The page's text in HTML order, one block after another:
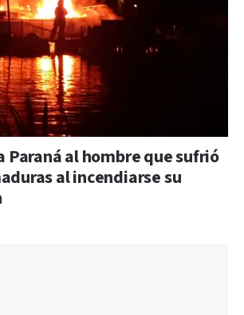
Paraná al hombre que sufrió
al incendiarse su